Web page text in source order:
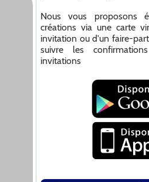
Nous vous proposons
créations via une carte
invitation ou d'un faire-
suivre les
invitations